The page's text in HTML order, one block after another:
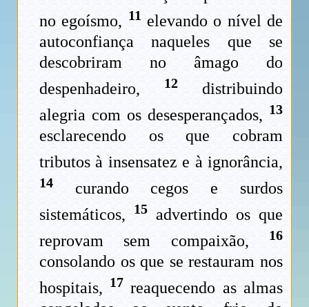
no egoísmo, 11 elevando o nível de
autoconfiança naqueles que se
descobriram no âmago do
despenhadeiro,
12distribuindo
alegria com os desesperançados, 13
esclarecendo os que cobram
tributos à insensatez e à ignorância,
14 curando cegos e surdos
sistemáticos,
15advertindo os que
reprovam sem compaixão,
16
consolando os que se restauram nos
hospitais, 17 reaquecendo as almas